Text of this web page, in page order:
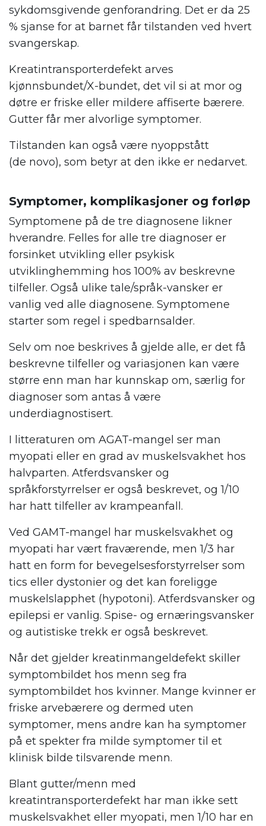
sykdomsgivende genforandring. Det er da 25
% sjanse for at barnet får tilstanden ved hvert
svangerskap.
Kreatintransporterdefekt arves
kjønnsbundet/X-bundet, det vil si at mor og
døtre er friske eller mildere affiserte bærere.
Gutter får mer alvorlige symptomer.
Tilstanden kan også være nyoppstått
(de novo), som betyr at den ikke er nedarvet.
Symptomer, komplikasjoner og forløp
Symptomene på de tre diagnosene likner
hverandre. Felles for alle tre diagnoser er
forsinket utvikling eller psykisk
utviklinghemming hos 100% av beskrevne
tilfeller. Også ulike tale/språk-vansker er
vanlig ved alle diagnosene. Symptomene
starter som regel i spedbarnsalder.
Selv om noe beskrives å gjelde alle, er det få
beskrevne tilfeller og variasjonen kan være
større enn man har kunnskap om, særlig for
diagnoser som antas å være
underdiagnostisert.
I litteraturen om AGAT-mangel ser man
myopati eller en grad av muskelsvakhet hos
halvparten. Atferdsvansker og
språkforstyrrelser er også beskrevet, og 1/10
har hatt tilfeller av krampeanfall.
Ved GAMT-mangel har muskelsvakhet og
myopati har vært fraværende, men 1/3 har
hatt en form for bevegelsesforstyrrelser som
tics eller dystonier og det kan foreligge
muskelslapphet (hypotoni). Atferdsvansker og
epilepsi er vanlig. Spise- og ernæringsvansker
og autistiske trekk er også beskrevet.
Når det gjelder kreatinmangeldefekt skiller
symptombildet hos menn seg fra
symptombildet hos kvinner. Mange kvinner er
friske arvebærere og dermed uten
symptomer, mens andre kan ha symptomer
på et spekter fra milde symptomer til et
klinisk bilde tilsvarende menn.
Blant gutter/menn med
kreatintransporterdefekt har man ikke sett
muskelsvakhet eller myopati, men 1/10 har en